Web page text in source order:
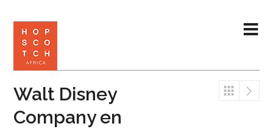
Walt Disney
Company en